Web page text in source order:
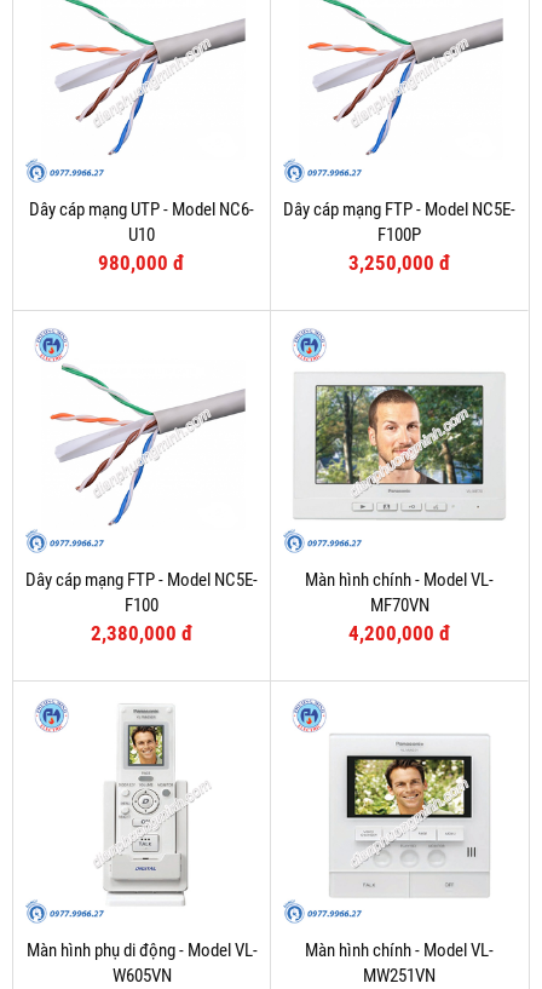
Dây cáp mạng UTP - Model NC6-
U10
980,000 đ
Dây cáp mạng FTP - Model NC5E-
F100P
3,250,000 đ
Dây cáp mạng FTP - Model NC5E-
F100
2,380,000 đ
Màn hình chính - Model VL-
MF70VN
4,200,000 đ
Màn hình phụ di động - Model VL-
W605VN
Màn hình chính - Model VL-
MW251VN